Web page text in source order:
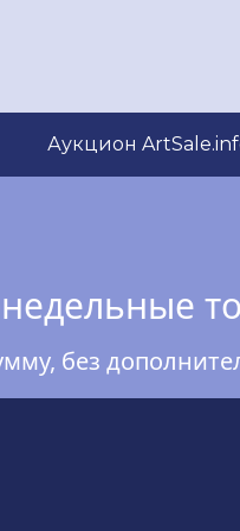
Аукцион
без